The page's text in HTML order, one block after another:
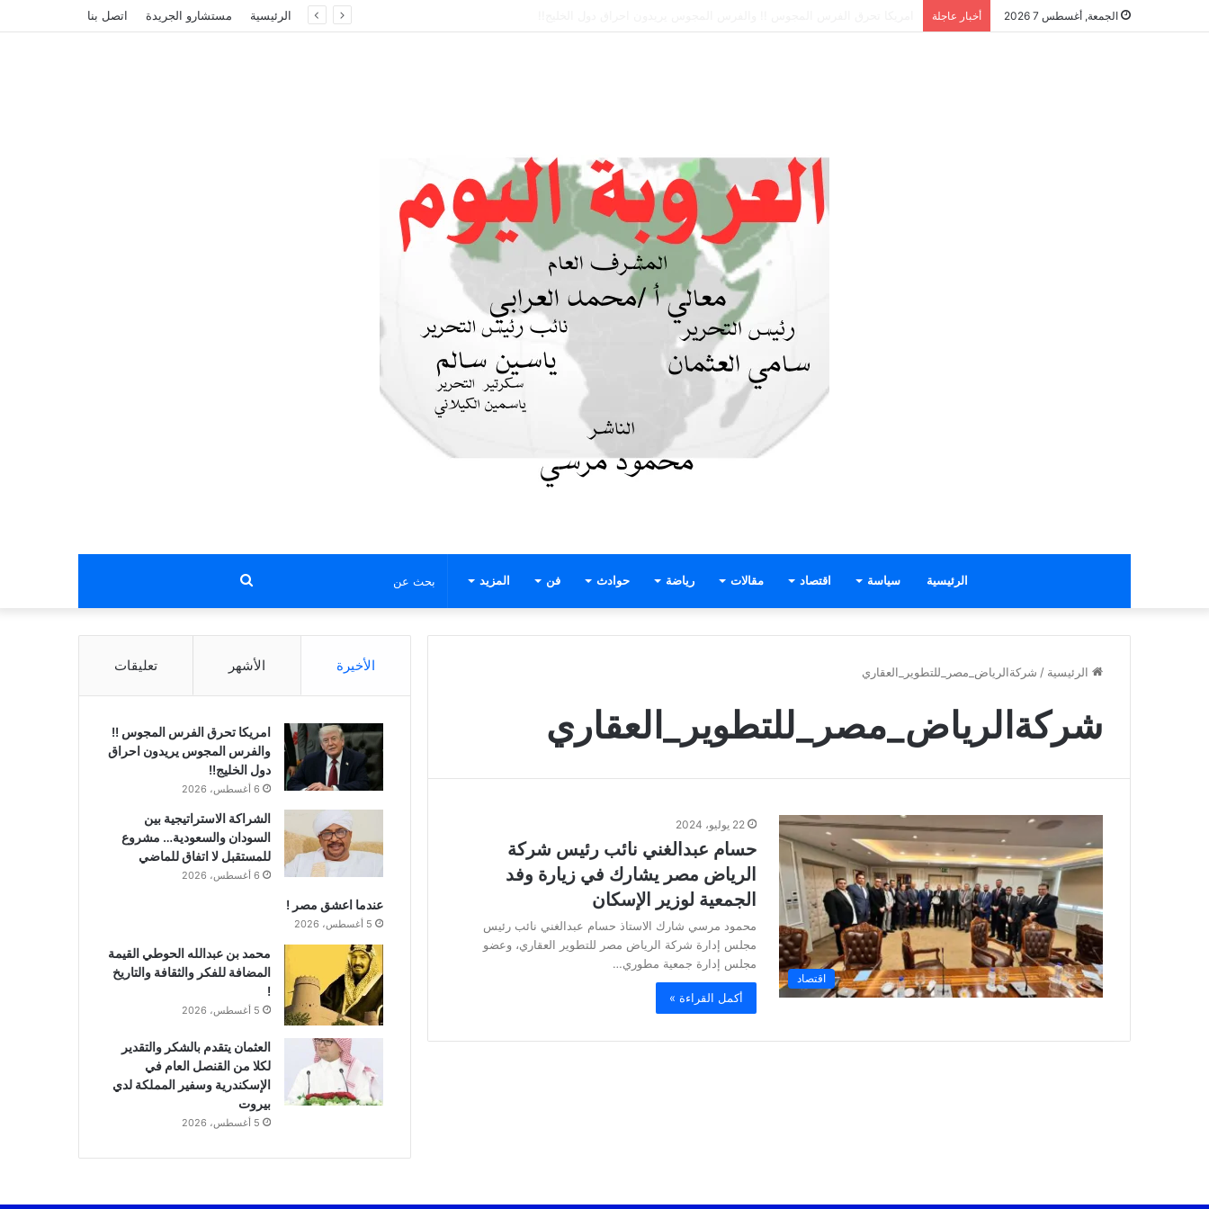
الجمعة, أغسطس 7 2026 أخبار عاجلة الرئيسية مستشارو الجريدة اتصل بنا
الرئيسية سياسة اقتصاد مقالات رياضة حوادث فن المزيد بحث
عن
الرئيسية / شركةالرياض_مصر_للتطوير_العقاري
شركةالرياض_مصر_للتطوير_العقاري
اقتصاد
22 يوليو، 2024
حسام عبدالغني نائب رئيس شركة
الرياض مصر يشارك في زيارة وفد
الجمعية لوزير الإسكان
محمود مرسي شارك الاستاذ حسام عبدالغني نائب رئيس
مجلس إدارة شركة الرياض مصر للتطوير العقاري، وعضو
مجلس إدارة جمعية مطوري…
أكمل القراءة »
الأخيرة الأشهر تعليقات
امريكا تحرق الفرس المجوس !!
والفرس المجوس يريدون احراق
دول الخليج!!
6 أغسطس، 2026
الشراكة الاستراتيجية بين
السودان والسعودية… مشروع
للمستقبل لا اتفاق للماضي
6 أغسطس، 2026
عندما اعشق مصر !
5 أغسطس، 2026
محمد بن عبدالله الحوطي القيمة
المضافة للفكر والثقافة والتاريخ
!
5 أغسطس، 2026
العثمان يتقدم بالشكر والتقدير
لكلا من القنصل العام في
الإسكندرية وسفير المملكة لدي
بيروت
5 أغسطس، 2026